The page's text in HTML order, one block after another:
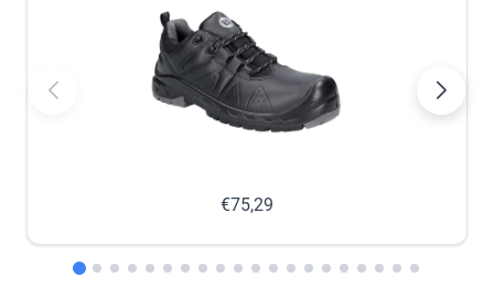
Uitverkocht Uitverkocht
In winkelmandje
€75,29